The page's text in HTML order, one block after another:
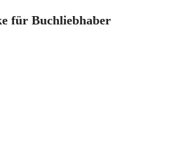
für Buchliebhaber